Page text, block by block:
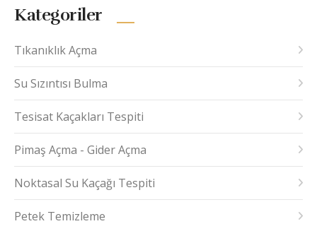
Kategoriler
Tıkanıklık Açma
Su Sızıntısı Bulma
Tesisat Kaçakları Tespiti
Pimaş Açma - Gider Açma
Noktasal Su Kaçağı Tespiti
Petek Temizleme